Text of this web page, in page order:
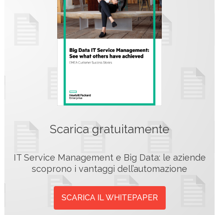
Scarica gratuitamente
IT Service Management e Big Data: le aziende
scoprono i vantaggi dell’automazione
SCARICA IL WHITEPAPER